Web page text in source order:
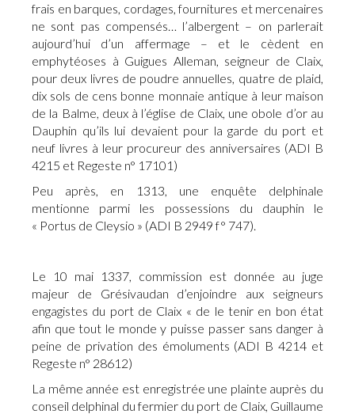
frais en barques, cordages, fournitures et mercenaires
ne sont pas compensés… l’albergent – on parlerait
aujourd’hui d’un affermage – et le cèdent en
emphytéoses à Guigues Alleman, seigneur de Claix,
pour deux livres de poudre annuelles, quatre de plaid,
dix sols de cens bonne monnaie antique à leur maison
de la Balme, deux à l’église de Claix, une obole d’or au
Dauphin qu’ils lui devaient pour la garde du port et
neuf livres à leur procureur des anniversaires (ADI B
4215 et Regeste n° 17101)
Peu après, en 1313, une enquête delphinale
mentionne parmi les possessions du dauphin le
« Portus de Cleysio » (ADI B 2949 f° 747).
Le 10 mai 1337, commission est donnée au juge
majeur de Grésivaudan d’enjoindre aux seigneurs
engagistes du port de Claix « de le tenir en bon état
afin que tout le monde y puisse passer sans danger à
peine de privation des émoluments (ADI B 4214 et
Regeste n° 28612)
La même année est enregistrée une plainte auprès du
conseil delphinal du fermier du port de Claix, Guillaume